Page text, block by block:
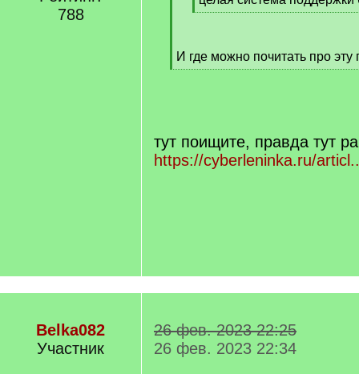
788
][
]
И где можно почитать про эту
[
тут поищите, правда тут
https://cyberleninka.ru/
Belka082
Участник
26 фев. 2023 22:25
26 фев. 2023 22:34